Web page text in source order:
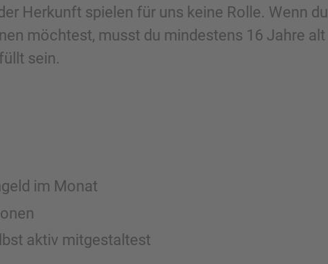
Herkunft spielen für uns keine Rolle. Wenn du
möchtest, musst du mindestens 16 Jahre alt
sein.
im Monat
aktiv mitgestaltest